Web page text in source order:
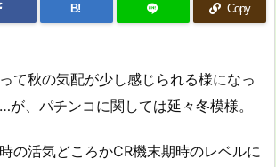
B! Copy
て秋の気配が少し感じられる様になっ
、パチンコに関しては延々冬模様。
の活気どころかCR機末期時のレベルに